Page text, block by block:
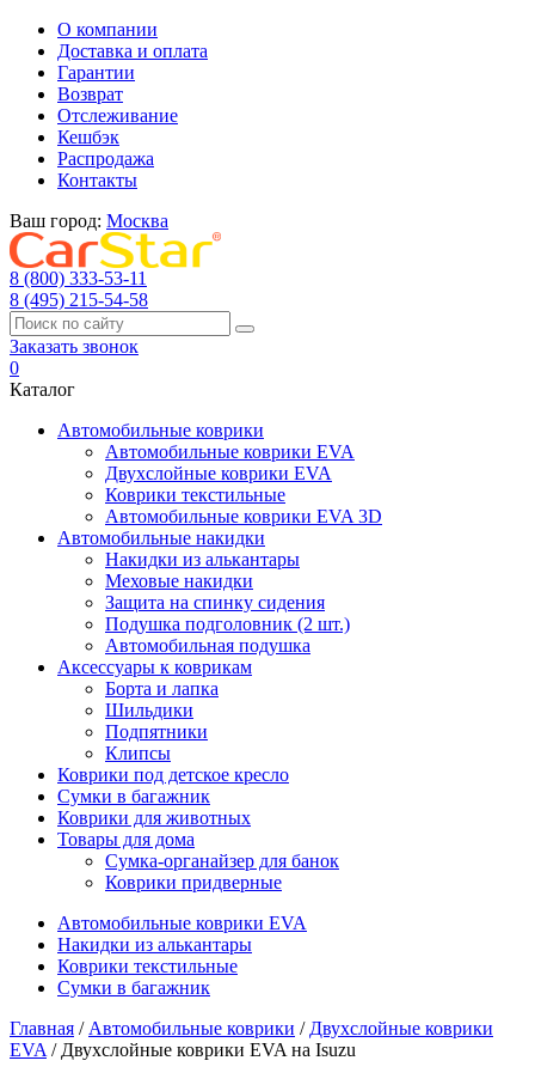
О компании
Доставка и оплата
Гарантии
Возврат
Отслеживание
Кешбэк
Распродажа
Контакты
Ваш город: Москва
8 (800) 333-53-11
8 (495) 215-54-58
Заказать звонок
0
Каталог
Автомобильные коврики
Автомобильные коврики EVA
Двухслойные коврики EVA
Коврики текстильные
Автомобильные коврики EVA 3D
Автомобильные накидки
Накидки из алькантары
Меховые накидки
Защита на спинку сидения
Подушка подголовник (2 шт.)
Автомобильная подушка
Аксессуары к коврикам
Борта и лапка
Шильдики
Подпятники
Клипсы
Коврики под детское кресло
Сумки в багажник
Коврики для животных
Товары для дома
Сумка-органайзер для банок
Коврики придверные
Автомобильные коврики EVA
Накидки из алькантары
Коврики текстильные
Сумки в багажник
Главная / Автомобильные коврики / Двухслойные коврики
EVA / Двухслойные коврики EVA на Isuzu